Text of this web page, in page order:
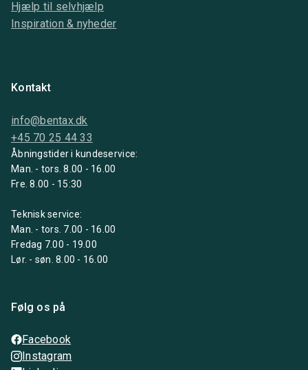
Hjælp til selvhjælp
Inspiration & nyheder
Kontakt
info@bentax.dk
+45 70 25 44 33
Åbningstider i kundeservice:
Man. - tors. 8.00 - 16.00
Fre. 8.00 - 15:30
Teknisk service:
Man. - tors. 7.00 - 16.00
Fredag 7.00 - 19.00
Lør. - søn. 8.00 - 16.00
Følg os på
Facebook
Instagram